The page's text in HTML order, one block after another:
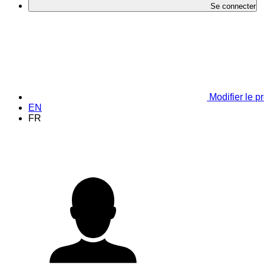
Se connecter
Modifier le
EN
FR